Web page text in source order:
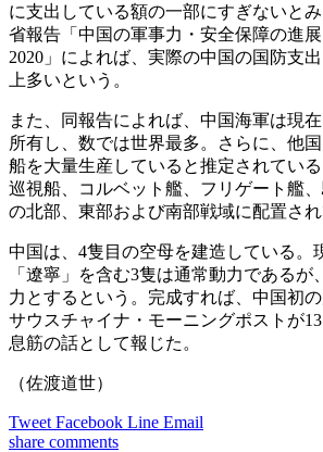
に支出している額の一部にすぎないと
省報告「中国の軍事力・安全保障の進
2020」によれば、実際の中国の国防支
上多いという。
また、同報告によれば、中国海軍は現
所有し、数では世界最多。さらに、他
船を大量生産していると推定されてい
巡視船、コルベット艦、フリゲート艦
の北部、東部および南部戦域に配置され
中国は、4隻目の空母を建造している。
「遼寧」を含む3隻は通常動力であるが
力とするという。完成すれば、中国初の
サウスチャイナ・モーニングポストが
息筋の話として報じた。
（佐渡道世）
Tweet Facebook Line Email
share comments